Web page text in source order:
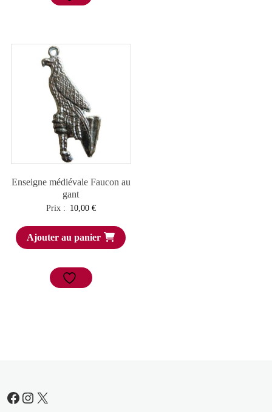
Enseigne médiévale Faucon au
gant
Prix : 10,00 €
Ajouter au panier
Facebook
Instagram
X